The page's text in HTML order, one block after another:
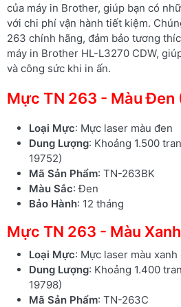
của máy in Brother, giúp bạn có
với chi phí vận hành tiết kiệm.
263 chính hãng, đảm bảo tương
máy in Brother HL-L3270 CDW,
và công sức khi in ấn.
Mực TN 263 - Màu Đen
Loại Mực: Mực laser màu đen
Dung Lượng: Khoảng 1.500
19752)
Mã Sản Phẩm: TN-263BK
Màu Sắc: Đen
Bảo Hành: 12 tháng
Mực TN 263 - Màu
Loại Mực: Mực laser màu xanh
Dung Lượng: Khoảng 1.400
19798)
Mã Sản Phẩm: TN-263C